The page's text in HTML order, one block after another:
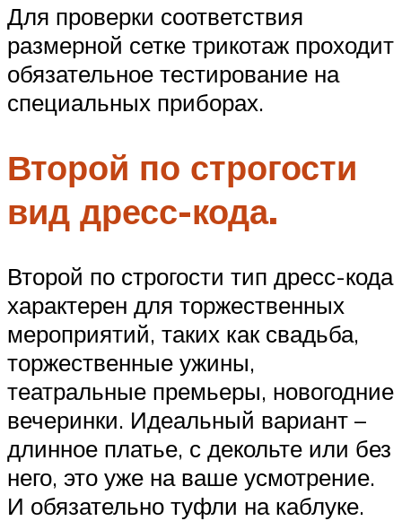
Для проверки соответствия
размерной сетке трикотаж проходит
обязательное тестирование на
специальных приборах.
Второй по строгости
вид дресс-кода.
Второй по строгости тип дресс-кода
характерен для торжественных
мероприятий, таких как свадьба,
торжественные ужины,
театральные премьеры, новогодние
вечеринки. Идеальный вариант –
длинное платье, с декольте или без
него, это уже на ваше усмотрение.
И обязательно туфли на каблуке.